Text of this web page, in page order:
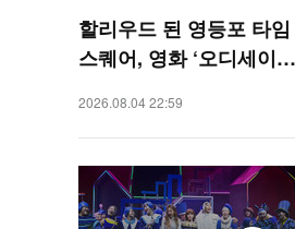
할리우드 된 영등포 타임
스퀘어, 영화 ‘오디세이’
2026.08.04 22:59